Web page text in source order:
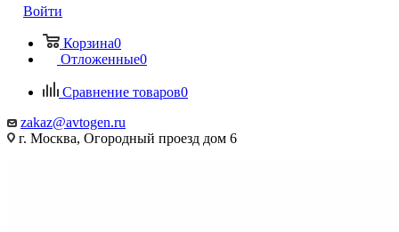
Войти
Корзина0
Отложенные0
Сравнение товаров0
zakaz@avtogen.ru
г. Москва, Огородный проезд дом 6